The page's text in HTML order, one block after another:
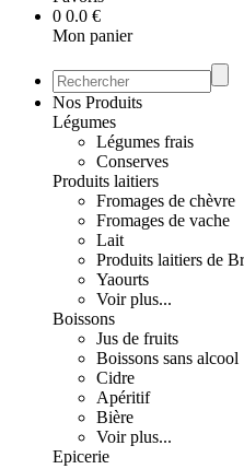
0 0.0 €
Mon panier
Nos Produits
Légumes
Légumes frais
Conserves
Produits laitiers
Fromages de chèvre
Fromages de vache
Lait
Produits laitiers de
Yaourts
Voir plus...
Boissons
Jus de fruits
Boissons sans alcool
Cidre
Apéritif
Bière
Voir plus...
Epicerie